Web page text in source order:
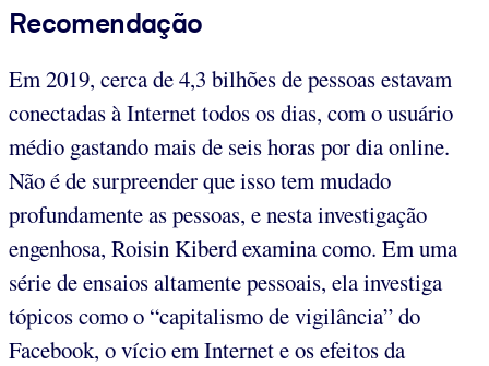
Recomendação
Em 2019, cerca de 4,3 bilhões de pessoas estavam
conectadas à Internet todos os dias, com o usuário
médio gastando mais de seis horas por dia online.
Não é de surpreender que isso tem mudado
profundamente as pessoas, e nesta investigação
engenhosa, Roisin Kiberd examina como. Em uma
série de ensaios altamente pessoais, ela investiga
tópicos como o “capitalismo de vigilância” do
Facebook, o vício em Internet e os efeitos da